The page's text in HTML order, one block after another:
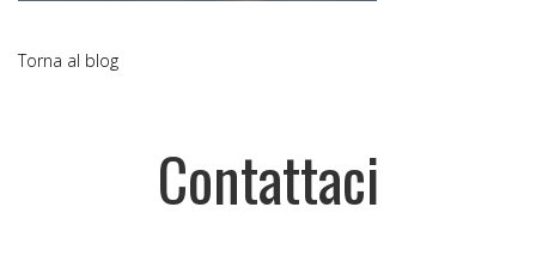
Torna al blog
Contattaci